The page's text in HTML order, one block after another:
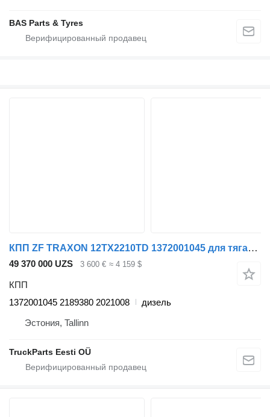
BAS Parts & Tyres
КПП ZF TRAXON 12TX2210TD 1372001045 для тягача DAF XF106 (2014-)
49 370 000 UZS 3 600 € ≈ 4 159 $
КПП
1372001045 2189380 2021008
дизель
Эстония, Tallinn
TruckParts Eesti OÜ